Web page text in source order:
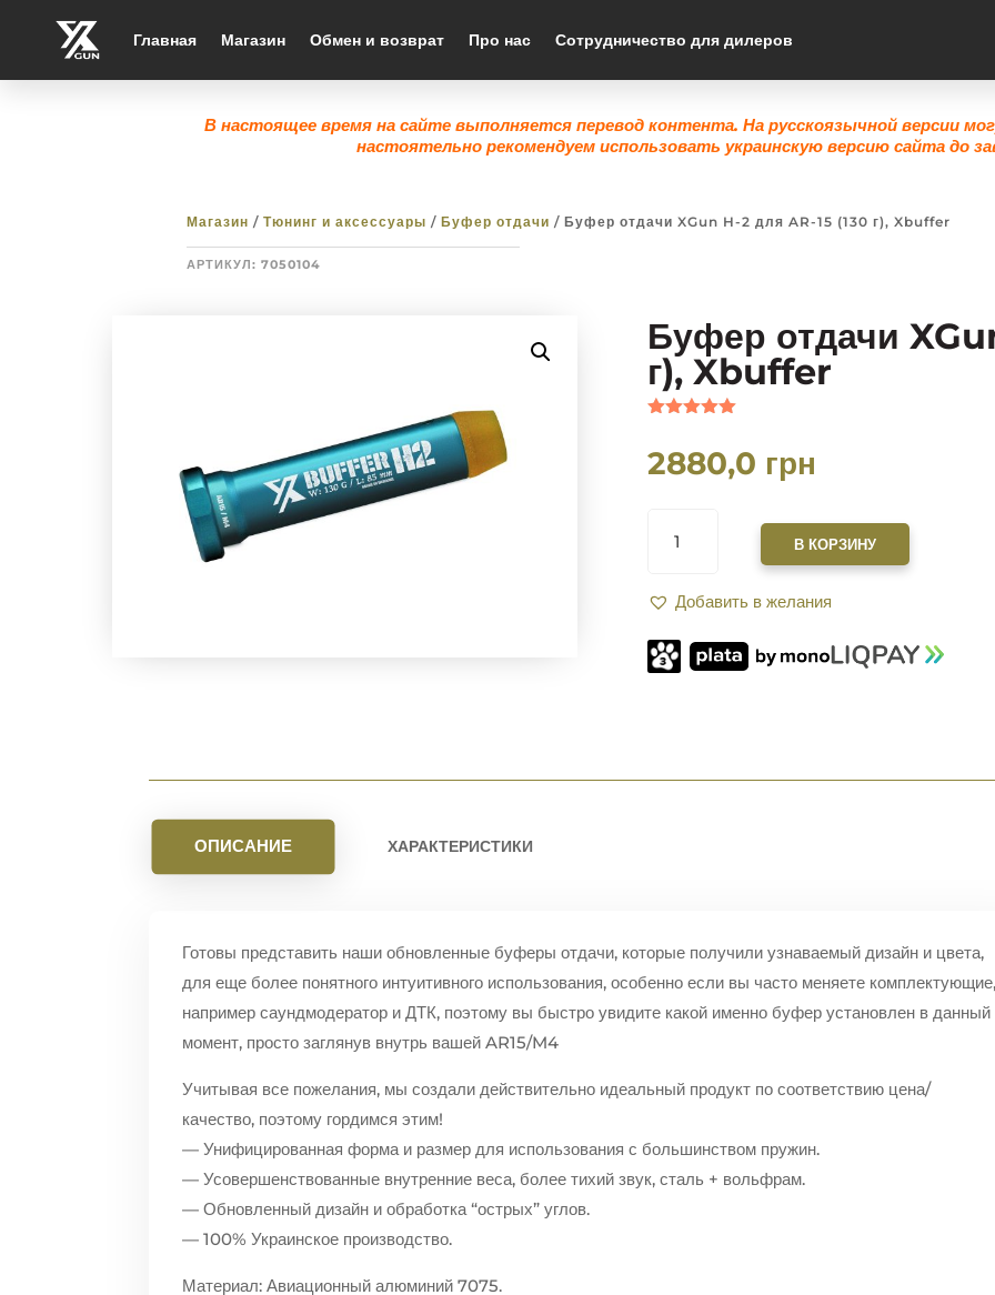
Главная Магазин Обмен и возврат Про нас Сотрудничество для дилеров
В настоящее время на сайте выполняется перевод контента. На русскоязычной версии
настоятельно рекомендуем использовать украинскую версию сайта до
Магазин / Тюнинг и аксессуары / Буфер отдачи / Буфер отдачи XGun H-2 для AR-15 (130 г), Xbuffer
АРТИКУЛ: 7050104
Буфер отдачи
г), Xbuffer
на основе
опроса
2880,0 грн
ТОВАРА
XGUN
2
ДЛЯ
В КОРЗИНУ
Добавить в желания
ОПИСАНИЕ ХАРАКТЕРИСТИКИ
Готовы представить наши обновленные буферы отдачи, которые получили узнаваемый дизайн и цвета,
для еще более понятного интуитивного использования, особенно если вы часто меняете
например саундмодератор и ДТК, поэтому вы быстро увидите какой именно буфер установлен в данный
момент, просто заглянув внутрь вашей AR15/M4
Учитывая все пожелания, мы создали действительно идеальный продукт по соответствию цена/
качество, поэтому гордимся этим!
— Унифицированная форма и размер для использования с большинством пружин.
— Усовершенствованные внутренние веса, более тихий звук, сталь + вольфрам.
— Обновленный дизайн и обработка “острых” углов.
— 100% Украинское производство.
Материал: Авиационный алюминий 7075.